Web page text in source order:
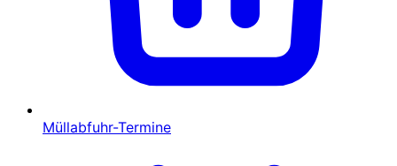
Müllabfuhr-Termine